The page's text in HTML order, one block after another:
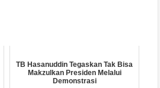
TB Hasanuddin Tegaskan Tak Bisa
Makzulkan Presiden Melalui
Demonstrasi